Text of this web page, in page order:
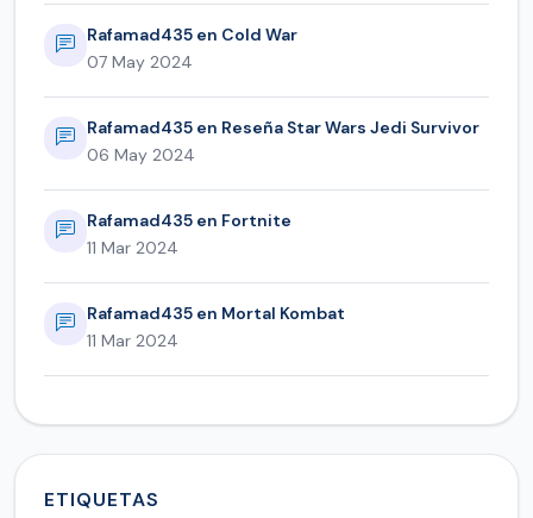
Rafamad435 en Cold War
07 May 2024
Rafamad435 en Reseña Star Wars Jedi Survivor
06 May 2024
Rafamad435 en Fortnite
11 Mar 2024
Rafamad435 en Mortal Kombat
11 Mar 2024
ETIQUETAS